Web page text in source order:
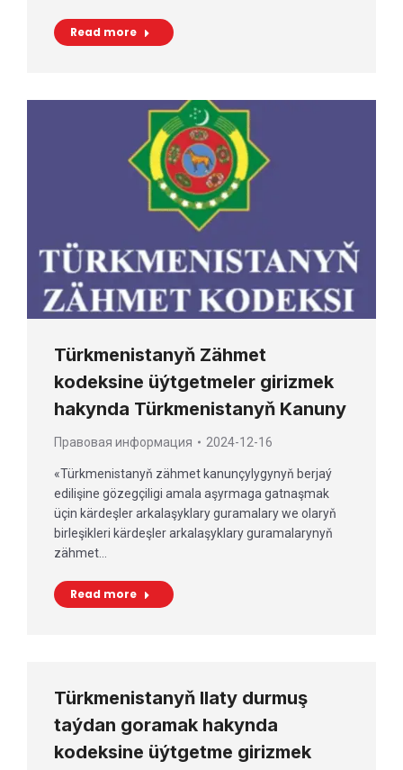
Read more
Türkmenistanyň Zähmet
kodeksine üýtgetmeler girizmek
hakynda Türkmenistanyň Kanuny
Правовая информация 2024-12-16
«Türkmenistanyň zähmet kanunçylygynyň berjaý
edilişine gözegçiligi amala aşyrmaga gatnaşmak
üçin kärdeşler arkalaşyklary guramalary we olaryň
birleşikleri kärdeşler arkalaşyklary guramalarynyň
zähmet…
Read more
Türkmenistanyň Ilaty durmuş
taýdan goramak hakynda
kodeksine üýtgetme girizmek